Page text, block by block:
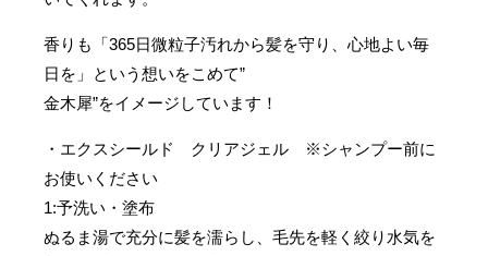
香りも「365日微粒子汚れから髪を守り、心地よい毎
日を」という想いをこめて”
金木犀”をイメージしています！
・エクスシールド クリアジェル ※シャンプー前に
お使いください
1:予洗い・塗布
ぬるま湯で充分に髪を濡らし、毛先を軽く絞り水気を